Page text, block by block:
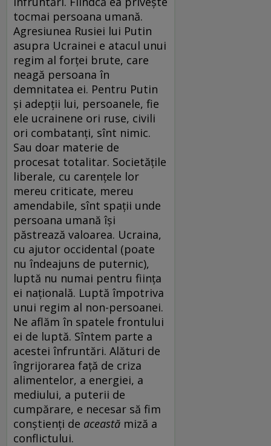
tocmai persoana umană.
Agresiunea Rusiei lui Putin
asupra Ucrainei e atacul unui
regim al forţei brute, care
neagă persoana în
demnitatea ei. Pentru Putin
şi adepţii lui, persoanele, fie
ele ucrainene ori ruse, civili
ori combatanţi, sînt nimic.
Sau doar materie de
procesat totalitar. Societăţile
liberale, cu carenţele lor
mereu criticate, mereu
amendabile, sînt spaţii unde
persoana umană îşi
păstrează valoarea. Ucraina,
cu ajutor occidental (poate
nu îndeajuns de puternic),
luptă nu numai pentru fiinţa
ei naţională. Luptă împotriva
unui regim al non-persoanei.
Ne aflăm în spatele frontului
ei de luptă. Sîntem parte a
acestei înfruntări. Alături de
îngrijorarea faţă de criza
alimentelor, a energiei, a
mediului, a puterii de
cumpărare, e necesar să fim
conştienţi de această miză a
conflictului.